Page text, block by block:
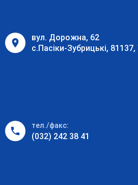
вул. Дорожна, 62
с.Пасіки-Зубрицькі, 81137,
тел./факс:
(032) 242 38 41